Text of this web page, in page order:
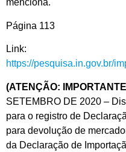
menciona.
Página 113
Link:
https://pesquisa.in.gov.br/
(ATENÇÃO:
SETEMBRO DE 2020 –
para o registro de
para devolução de
da Declaração de